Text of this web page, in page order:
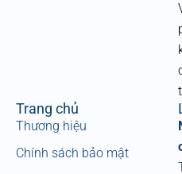
Trang chủ
Thương hiệu
Chính sách bảo mật